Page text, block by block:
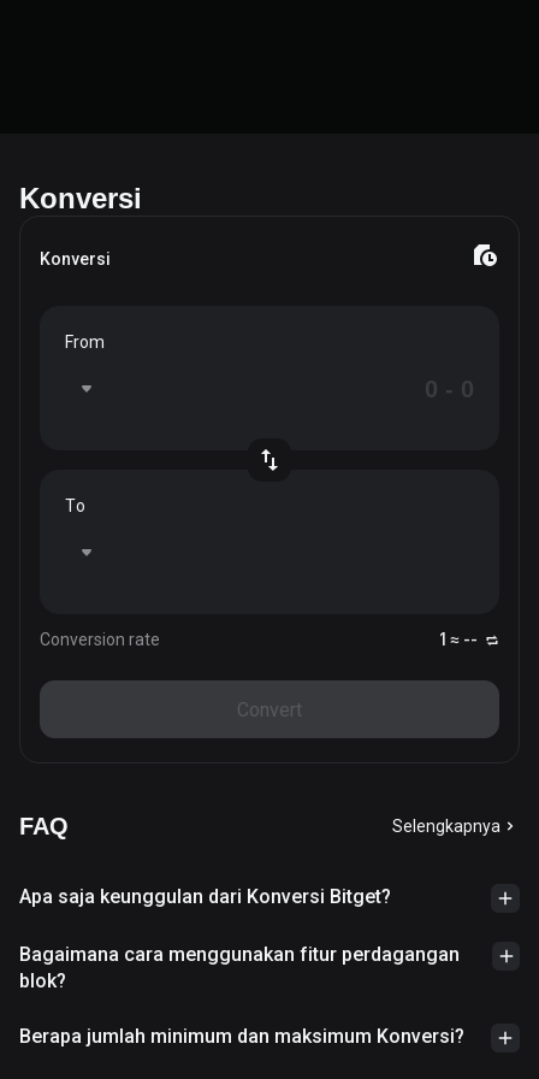
Konversi
Konversi
From
To
Conversion rate 1 ≈ --
Convert
FAQ Selengkapnya
Apa saja keunggulan dari Konversi Bitget?
Bagaimana cara menggunakan fitur perdagangan
blok?
Berapa jumlah minimum dan maksimum Konversi?